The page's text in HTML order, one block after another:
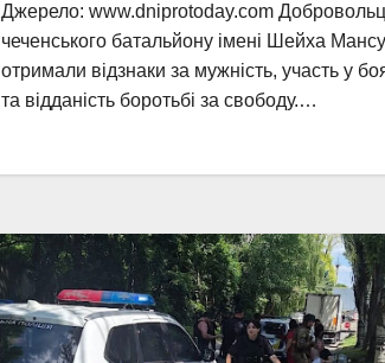
Джерело: www.dniprotoday.com
чеченського батальйону імені Шейха
отримали відзнаки за мужність, участь у
та відданість боротьбі за свободу.…